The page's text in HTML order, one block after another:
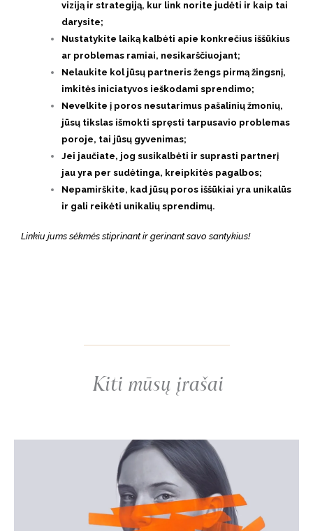
viziją ir strategiją, kur link norite judėti ir kaip tai
darysite;
Nustatykite laiką kalbėti apie konkrečius iššūkius
ar problemas ramiai, nesikarščiuojant;
Nelaukite kol jūsų partneris žengs pirmą žingsnį,
imkitės iniciatyvos ieškodami sprendimo;
Nevelkite į poros nesutarimus pašalinių žmonių,
jūsų tikslas išmokti spręsti tarpusavio problemas
poroje, tai jūsų gyvenimas;
Jei jaučiate, jog susikalbėti ir suprasti partnerį
jau yra per sudėtinga, kreipkitės pagalbos;
Nepamirškite, kad jūsų poros iššūkiai yra unikalūs
ir gali reikėti unikalių sprendimų.
Linkiu jums sėkmės stiprinant ir gerinant savo santykius!
Kiti mūsų įrašai